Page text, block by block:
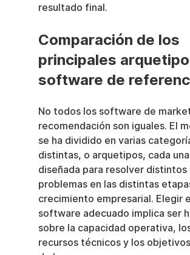
resultado final.
Comparación de los
principales
software de
No todos los software de
recomendación son iguales. El
se ha dividido en varias
distintas, o arquetipos, cada una
diseñada para resolver distintos
problemas en las distintas
crecimiento empresarial. Elegir el
software adecuado implica ser
sobre la capacidad operativa,
recursos técnicos y los